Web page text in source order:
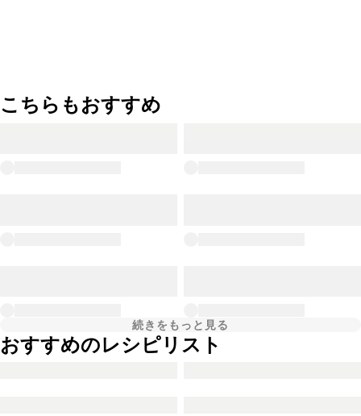
こちらもおすすめ
続きをもっと見る
おすすめのレシピリスト